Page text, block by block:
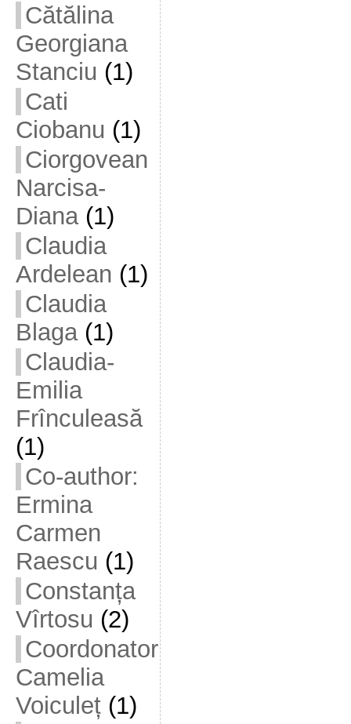
Cătălina
Georgiana
Stanciu (1)
Cati
Ciobanu (1)
Ciorgovean
Narcisa-
Diana(1)
Claudia
Ardelean (1)
Claudia
Blaga(1)
Claudia-
Emilia
Frînculeasă
(1)
Co-author:
Ermina
Carmen
Raescu (1)
Constanța
Vîrtosu (2)
Coordonator
Camelia
Voiculeț(1)